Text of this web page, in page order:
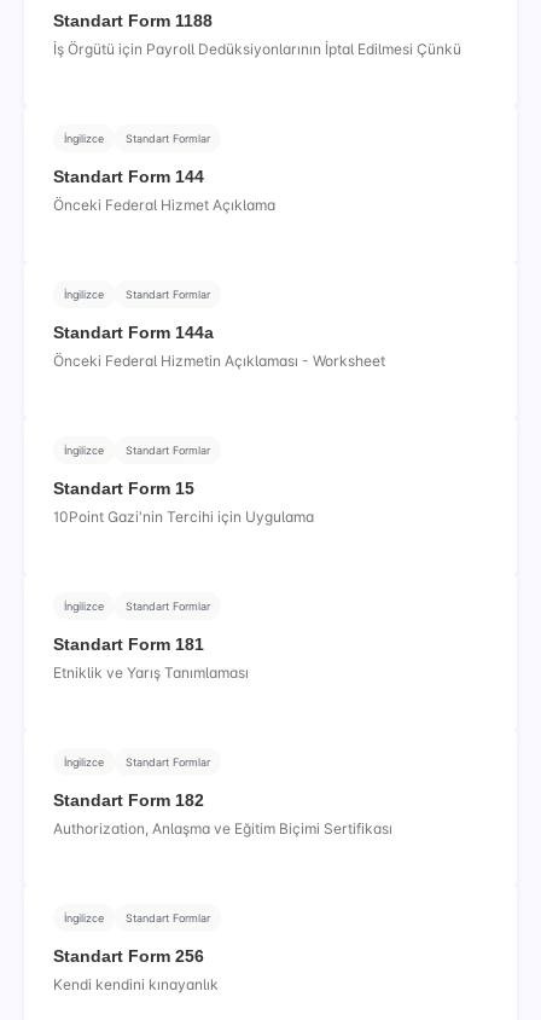
Standart Form 1188
İş Örgütü için Payroll Dedüksiyonlarının İptal Edilmesi Çünkü
İngilizce Standart Formlar
Standart Form 144
Önceki Federal Hizmet Açıklama
İngilizce Standart Formlar
Standart Form 144a
Önceki Federal Hizmetin Açıklaması - Worksheet
İngilizce Standart Formlar
Standart Form 15
10Point Gazi'nin Tercihi için Uygulama
İngilizce Standart Formlar
Standart Form 181
Etniklik ve Yarış Tanımlaması
İngilizce Standart Formlar
Standart Form 182
Authorization, Anlaşma ve Eğitim Biçimi Sertifikası
İngilizce Standart Formlar
Standart Form 256
Kendi kendini kınayanlık